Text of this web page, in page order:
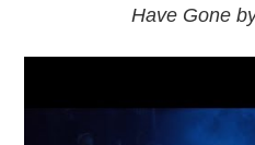
Have Gone